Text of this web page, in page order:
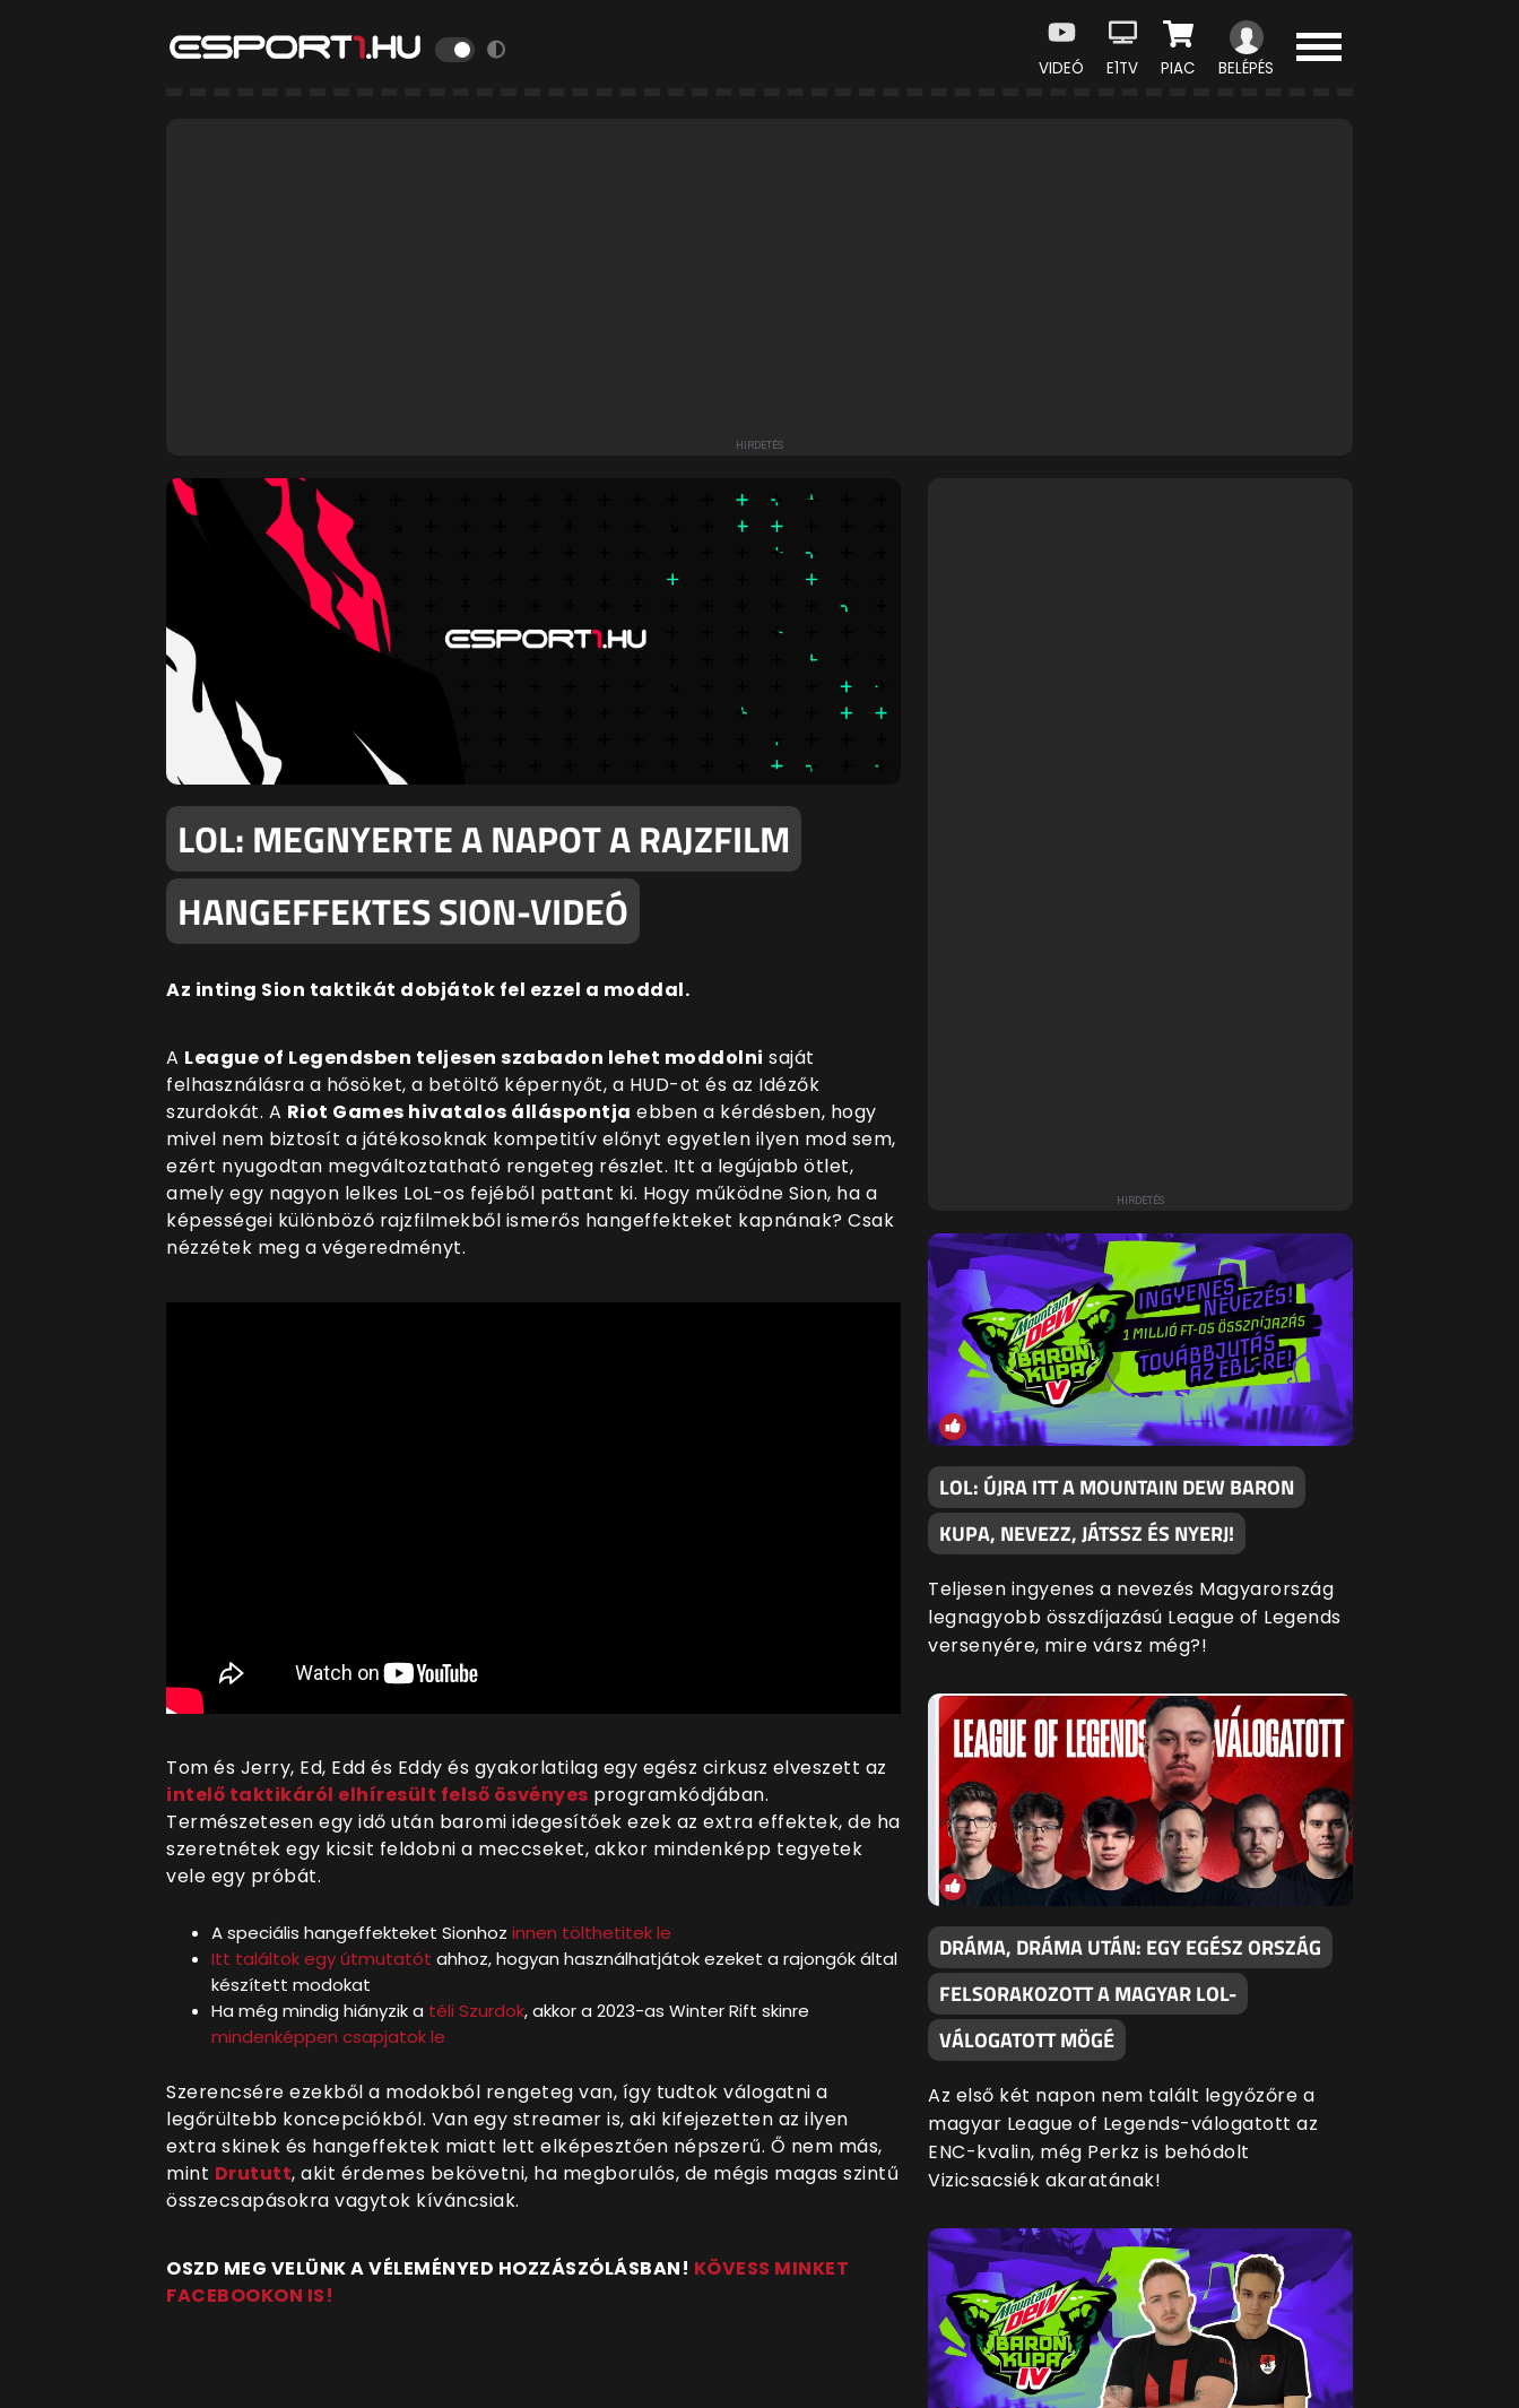
VIDEÓ E1TV PIAC BELÉPÉS
LOL: MEGNYERTE A NAPOT A RAJZFILM
HANGEFFEKTES SION-VIDEÓ
Az inting Sion taktikát dobjátok fel ezzel a moddal.
A League of Legendsben teljesen szabadon lehet moddolni saját
felhasználásra a hősöket, a betöltő képernyőt, a HUD-ot és az Idézők
szurdokát. A Riot Games hivatalos álláspontja ebben a kérdésben, hogy
mivel nem biztosít a játékosoknak kompetitív előnyt egyetlen ilyen mod sem,
ezért nyugodtan megváltoztatható rengeteg részlet. Itt a legújabb ötlet,
amely egy nagyon lelkes LoL-os fejéből pattant ki. Hogy működne Sion, ha a
képességei különböző rajzfilmekből ismerős hangeffekteket kapnának? Csak
nézzétek meg a végeredményt.
Tom és Jerry, Ed, Edd és Eddy és gyakorlatilag egy egész cirkusz elveszett az
intelő taktikáról elhíresült felső ösvényes programkódjában.
Természetesen egy idő után baromi idegesítőek ezek az extra effektek, de ha
szeretnétek egy kicsit feldobni a meccseket, akkor mindenképp tegyetek
vele egy próbát.
A speciális hangeffekteket Sionhoz innen tölthetitek le
Itt találtok egy útmutatót ahhoz, hogyan használhatjátok ezeket a rajongók által
készített modokat
Ha még mindig hiányzik a téli Szurdok, akkor a 2023-as Winter Rift skinre
mindenképpen csapjatok le
Szerencsére ezekből a modokból rengeteg van, így tudtok válogatni a
legőrültebb koncepciókból. Van egy streamer is, aki kifejezetten az ilyen
extra skinek és hangeffektek miatt lett elképesztően népszerű. Ő nem más,
mint Drututt, akit érdemes bekövetni, ha megborulós, de mégis magas szintű
összecsapásokra vagytok kíváncsiak.
OSZD MEG VELÜNK A VÉLEMÉNYED HOZZÁSZÓLÁSBAN! KÖVESS MINKET
FACEBOOKON IS!
LOL: ÚJRA ITT A MOUNTAIN DEW BARON
KUPA, NEVEZZ, JÁTSSZ ÉS NYERJ!
Teljesen ingyenes a nevezés Magyarország
legnagyobb összdíjazású League of Legends
versenyére, mire vársz még?!
DRÁMA, DRÁMA UTÁN: EGY EGÉSZ ORSZÁG
FELSORAKOZOTT A MAGYAR LOL-
VÁLOGATOTT MÖGÉ
Az első két napon nem talált legyőzőre a
magyar League of Legends-válogatott az
ENC-kvalin, még Perkz is behódolt
Vizicsacsiék akaratának!